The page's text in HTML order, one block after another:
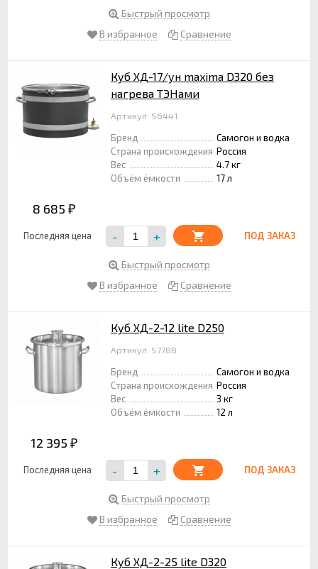
Быстрый просмотр
В избранное
Сравнение
Куб ХД-17/ун maxima D320 без
нагрева ТЭНами
Артикул: S6441
Бренд
Самогон и водка
Страна происхождения Россия
Вес
4.7 кг
Объём ёмкости
17 л
8 685 ₽
Последняя цена - + ПОД ЗАКАЗ
Быстрый просмотр
В избранное
Сравнение
Куб ХД-2-12 lite D250
Артикул: S7788
Бренд
Самогон и водка
Страна происхождения Россия
Вес
3 кг
Объём ёмкости
12 л
12 395 ₽
Последняя цена - + ПОД ЗАКАЗ
Быстрый просмотр
В избранное
Сравнение
Куб ХД-2-25 lite D320